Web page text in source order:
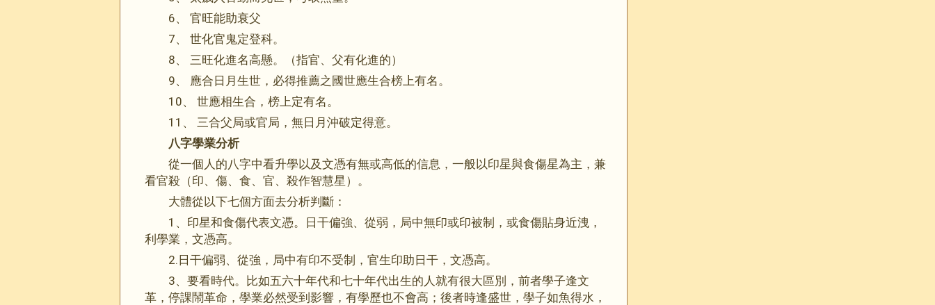
6、 官旺能助衰父
7、 世化官鬼定登科。
8、 三旺化進名高懸。（指官、父有化進的）
9、 應合日月生世，必得推薦之國世應生合榜上有名。
10、 世應相生合，榜上定有名。
11、 三合父局或官局，無日月沖破定得意。
八字學業分析
從一個人的八字中看升學以及文憑有無或高低的信息，一般以印星與食傷星為主，兼
看官殺（印、傷、食、官、殺作智慧星）。
大體從以下七個方面去分析判斷：
1、印星和食傷代表文憑。日干偏強、從弱，局中無印或印被制，或食傷貼身近洩，
利學業，文憑高。
2.日干偏弱、從強，局中有印不受制，官生印助日干，文憑高。
3、要看時代。比如五六十年代和七十年代出生的人就有很大區別，前者學子逢文
革，停課鬧革命 ，學業必然受到影響，有學歷也不會高；後者時逢盛世，學子如魚得水，